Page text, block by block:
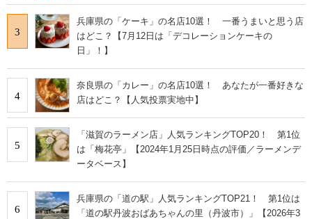
3
兵庫県の「ケーキ」の名店10選！ 一番うまいと思う店
はどこ？【7月12日は「デコレーションケーキの
日」！】
4
奈良県の「カレー」の名店10選！ あなたが一番好きな
店はどこ？【人気投票実地中】
5
「滋賀のラーメン店」人気ランキングTOP20！ 第1位
は「梅花亭」【2024年1月25日時点の評価／ラーメンデ
ータベース】
6
兵庫県の「道の駅」人気ランキングTOP21！ 第1位は
「道の駅丹波おばあちゃんの里（丹波市）」【2026年3